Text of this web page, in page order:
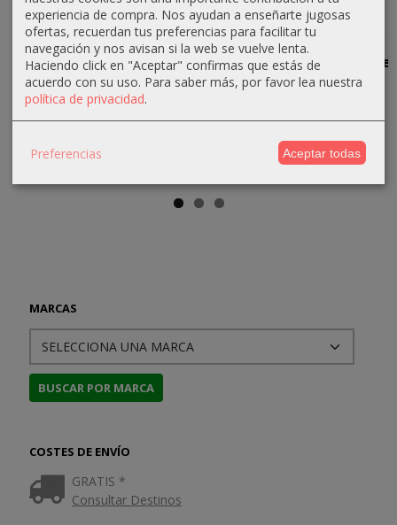
MARCAS
COSTES DE ENVÍO
GRATIS *
Consultar Destinos
De la
fundación
del Reino
16,10 €
Las Batallas
de Kharkov
20,90 €
La Batalla
de San
Quintín,
13,30 €
Infierno de
Acero
experiencia de compra. Nos ayudan a enseñarte jugosas
ofertas, recuerdan tus preferencias para facilitar tu
navegación y nos avisan si la web se vuelve lenta.
Haciendo click en "Aceptar" confirmas que estás de
acuerdo con su uso. Para saber más, por favor lea nuestra
política de privacidad.
Preferencias Aceptar todas